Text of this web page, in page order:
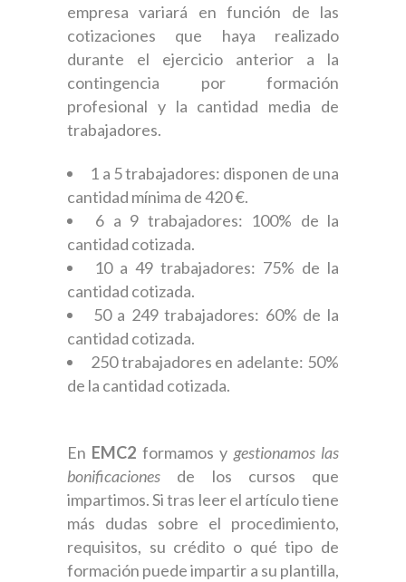
empresa variará en función de las
cotizaciones que haya realizado
durante el ejercicio anterior a la
contingencia por formación
profesional y la cantidad media de
trabajadores.
1 a 5 trabajadores: disponen de una
cantidad mínima de 420 €.
6 a 9 trabajadores: 100% de la
cantidad cotizada.
10 a 49 trabajadores: 75% de la
cantidad cotizada.
50 a 249 trabajadores: 60% de la
cantidad cotizada.
250 trabajadores en adelante: 50%
de la cantidad cotizada.
En EMC2 formamos y gestionamos las
bonificaciones de los cursos que
impartimos. Si tras leer el artículo tiene
más dudas sobre el procedimiento,
requisitos, su crédito o qué tipo de
formación puede impartir a su plantilla,